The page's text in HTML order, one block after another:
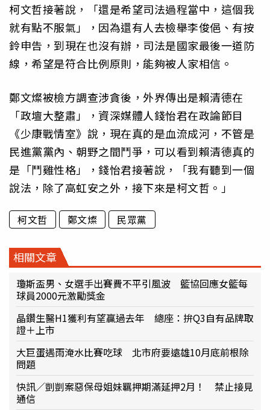
柯文哲接著說，「還是希望司法過程當中，這個我
就有點不服氣」，因為還有人去檢舉李俊俋、有按
鈴申告，到現在也沒有辦，司法是國家最後一道防
線，希望是符合比例原則，能夠被人家相信。
鄭文燦被檢方調查涉貪後，外界傳出是賴清德在
「政壇大整肅」，資深媒體人錢怡君在政論節目
《少康戰情室》說，現在真的是血流成河，不管是
民進黨黨內、朝野之間鬥爭，可以看到賴清德真的
是「鬥雞性格」，錢怡君接著說，「我有聽到一個
說法，除了高虹安之外，接下來是柯文哲。」
柯文哲 鄭文燦 民眾黨
相關文章
瓊斯盃男、女選手出賽費不平引風波 籃協回應女籃每
球員2000元激勵獎金
晶鑽生醫H1獲利有望贏過去年 總座：拚Q3自有品牌取
證＋上市
大巨蛋遇雨淹水比賽吃球 北市府要遠雄10月底前根除
問題
快訊／剴剴案惡保母姐妹羈押期滿延押2月！ 禁止接見
通信